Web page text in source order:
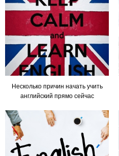
Несколько причин начать учить
английский прямо сейчас